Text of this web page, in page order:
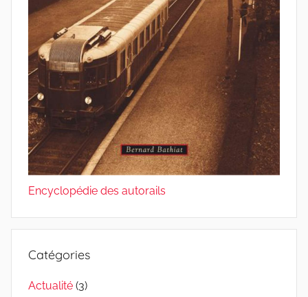
Encyclopédie des autorails
Catégories
Actualité (3)